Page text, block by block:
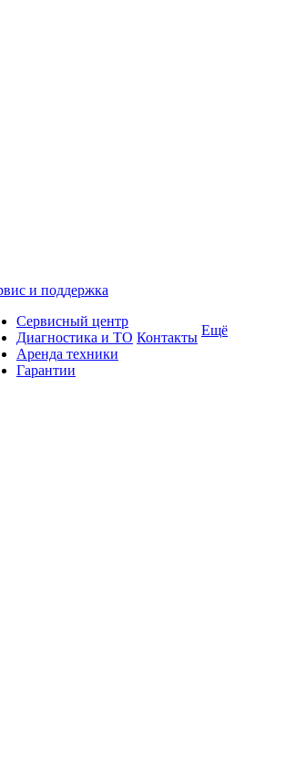
и поддержка
Сервисный центр
Диагностика и ТО
Аренда техники
Гарантии
Контакты Ещё